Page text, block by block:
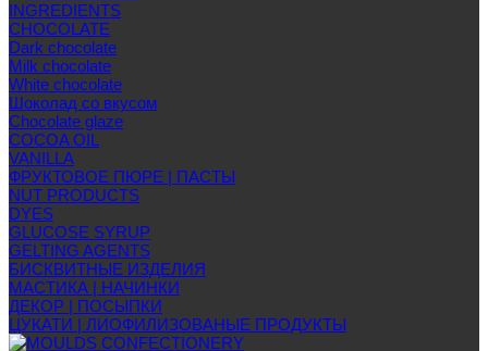
INGREDIENTS
CHOCOLATE
Dark chocolate
Milk chocolate
White chocolate
Шоколад со вкусом
Chocolate glaze
COCOA OIL
VANILLA
ФРУКТОВОЕ ПЮРЕ | ПАСТЫ
NUT PRODUCTS
DYES
GLUCOSE SYRUP
GELTING AGENTS
БИСКВИТНЫЕ ИЗДЕЛИЯ
МАСТИКА | НАЧИНКИ
ДЕКОР | ПОСЫПКИ
ЦУКАТИ | ЛИОФИЛИЗОВАНЫЕ ПРОДУКТЫ